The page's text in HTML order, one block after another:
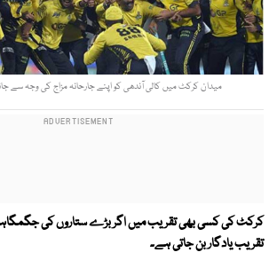
میدان کرکٹ میں کالی آندھی کو اپنے جارحانہ مزاج کی وجہ سے جانا
کرکٹ کی کسی بھی تقریب میں اگر بڑے ستاروں کی
تقریب یادگار بن جاتی ہے۔